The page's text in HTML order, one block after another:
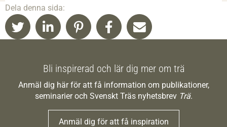
Dela denna sida:
Bli inspirerad och lär dig mer om trä
Anmäl dig här för att få information om publikationer,
seminarier och Svenskt Träs nyhetsbrev Trä.
Anmäl dig för att få inspiration